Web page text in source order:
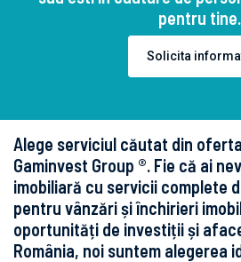
pentru tine.
Solicita
Alege serviciul căutat din
Gaminvest Group ®. Fie că ai
imobiliară cu servicii complete
pentru vânzări și închirieri
oportunități de investiții și
România, noi suntem alegerea